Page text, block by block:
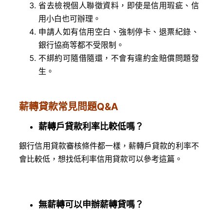
省去檢視個人聯徵資料，即使是信用瑕疵、信
用小白也可辦理。
申請人如有信用空白、強制停卡、退票紀錄、
銀行協商等都不受限制。
不綁約可隨借隨還，不會有違約金賠償問題發
生。
薪轉貸款常見問題Q&A
薪轉戶貸款利率比較低嗎？
銀行信用貸款審核條件都一樣，薪轉戶貸款的利率不
會比較低，想找低利率信用貸款可以參考這篇。
無薪轉可以申辦薪轉貸嗎？